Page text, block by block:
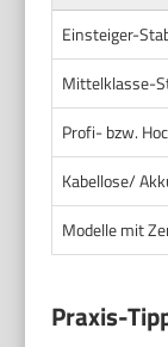
Einsteiger-
Mittelklasse-
Profi- bzw.
Kabellose/
Modelle mit
Praxis-